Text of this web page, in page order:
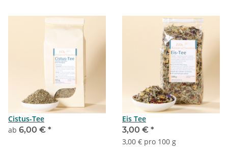
Cistus-Tee
ab 6,00 € *
Eis Tee
3,00 € *
3,00 € pro 100 g